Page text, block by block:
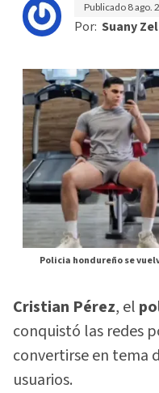
Publicado 8 ago.
Por: Suany
Policia hondureño se
Cristian Pérez, el
conquistó las redes
convertirse en tema
usuarios.